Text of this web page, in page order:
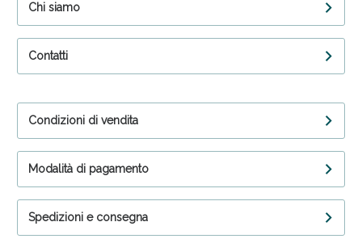
Chi siamo
Contatti
Condizioni di vendita
Modalità di pagamento
Spedizioni e consegna